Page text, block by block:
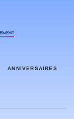
ANNIVERSAIRES